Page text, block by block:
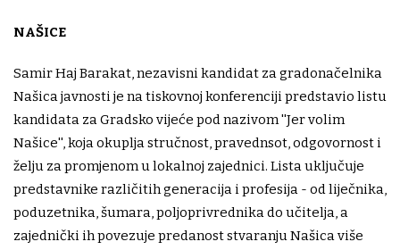
NAŠICE
Samir Haj Barakat, nezavisni kandidat za gradonačelnika
Našica javnosti je na tiskovnoj konferenciji predstavio listu
kandidata za Gradsko vijeće pod nazivom ''Jer volim
Našice'', koja okuplja stručnost, pravednsot, odgovornost i
želju za promjenom u lokalnoj zajednici. Lista uključuje
predstavnike različitih generacija i profesija - od liječnika,
poduzetnika, šumara, poljoprivrednika do učitelja, a
zajednički ih povezuje predanost stvaranju Našica više